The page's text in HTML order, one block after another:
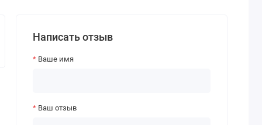
Написать отзыв
Ваше имя
Ваш отзыв